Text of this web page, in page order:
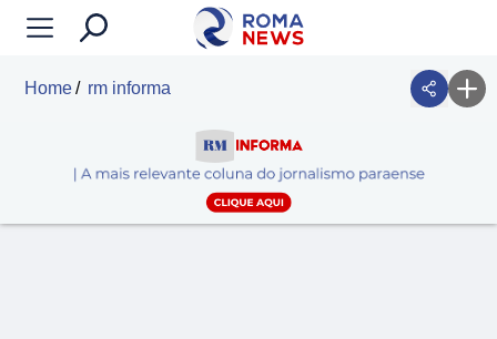
Home rm informa